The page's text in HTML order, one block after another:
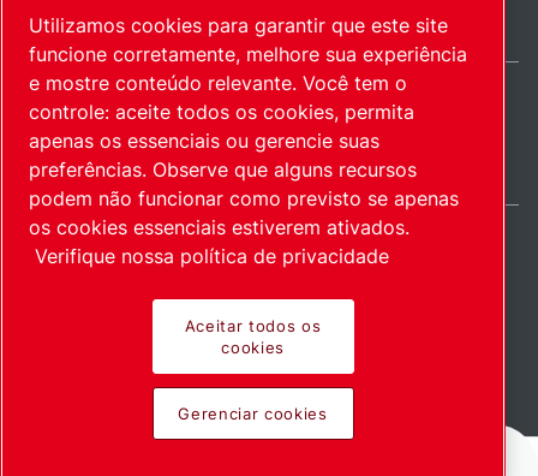
Mapa do siteGerenciar cookies© 2026 Direitos autorais.
Brazil / PT
Produtos inovadores.
Empregados com
entusiasmo.
Utilizamos cookies para garantir que este site
funcione corretamente, melhore sua experiência
e mostre conteúdo relevante. Você tem o
controle: aceite todos os cookies, permita
apenas os essenciais ou gerencie suas
preferências. Observe que alguns recursos
podem não funcionar como previsto se apenas
os cookies essenciais estiverem ativados.
Verifique nossa política de privacidade
Aceitar todos os
cookies
Gerenciar cookies